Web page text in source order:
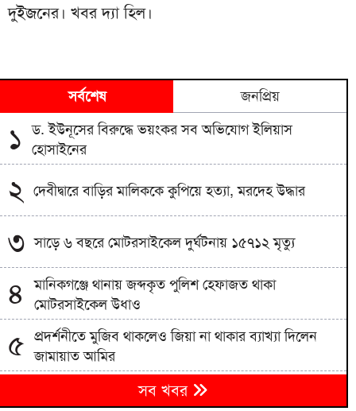
দুইজনের। খবরদ্যা হিল।
সর্বশেষ জনপ্রিয়
১ ড. ইউনূসের বিরুদ্ধে ভয়ংকর সব অভিযোগ ইলিয়াস
হোসাইনের
২ দেবীদ্বারে বাড়ির মালিককে কুপিয়ে হত্যা, মরদেহ উদ্ধার
৩ সাড়ে ৬ বছরে মোটরসাইকেল দুর্ঘটনায় ১৫৭১২ মৃত্যু
৪
মানিকগঞ্জে থানায় জব্দকৃত পুলিশ হেফাজত থাকা
মোটরসাইকেল উধাও
৫ প্রদর্শনীতে মুজিব থাকলেও জিয়া না থাকার ব্যাখ্যা দিলেন
জামায়াত আমির
জামায়াতের প্রদর্শনীতে উঠে এলো ছাত্রদল নেতা আবিদের
সব খবর